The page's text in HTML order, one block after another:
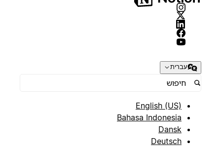
עברית
English (US)
Bahasa Indonesia
Dansk
Deutsch